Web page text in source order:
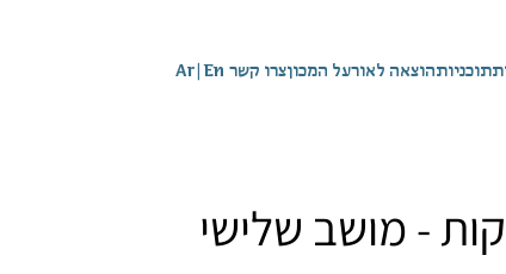
תוכניותהוצאה לאורעל המכוןצרו קשר En
|
Ar
- מושב שלישי